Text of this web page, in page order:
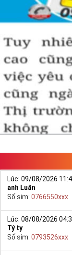
Hướng dẫn
Simtiengiang.vn.
Sim Tiền Giang là
tín chất lượng.
Chọn mua sim số
một số phải vừa
hảo. Vậy phải làm
- Cách nhanh nhất
trang chủ của Sim
trang chủ. Đây là
Ngoài ra quý khách
khảo thêm Sim
Lúc: 09/08/2026
anh Luân
Số sim: 0766550xxx
Lúc: 08/08/2026
Tý ty
Số sim: 0793526xxx